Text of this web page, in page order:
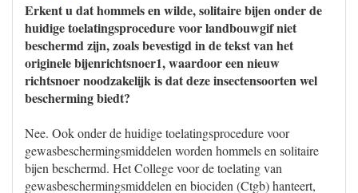
Erkent u dat hommels en wilde, solitaire bijen onder de
huidige toelatingsprocedure voor landbouwgif niet
beschermd zijn, zoals bevestigd in de tekst van het
originele bijenrichtsnoer1, waardoor een nieuw
richtsnoer noodzakelijk is dat deze insectensoorten wel
bescherming biedt?
Nee. Ook onder de huidige toelatingsprocedure voor
gewasbeschermingsmiddelen worden hommels en solitaire
bijen beschermd. Het College voor de toelating van
gewasbeschermingsmiddelen en biociden (Ctgb) hanteert,